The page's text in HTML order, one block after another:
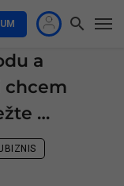
a
chcem
…